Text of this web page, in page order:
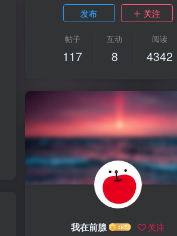
发布 关注
帖子
117
互动
8
阅读
4342
我在前腺 关注